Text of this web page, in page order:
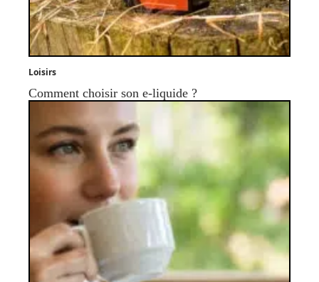
Loisirs
Comment choisir son e-liquide ?